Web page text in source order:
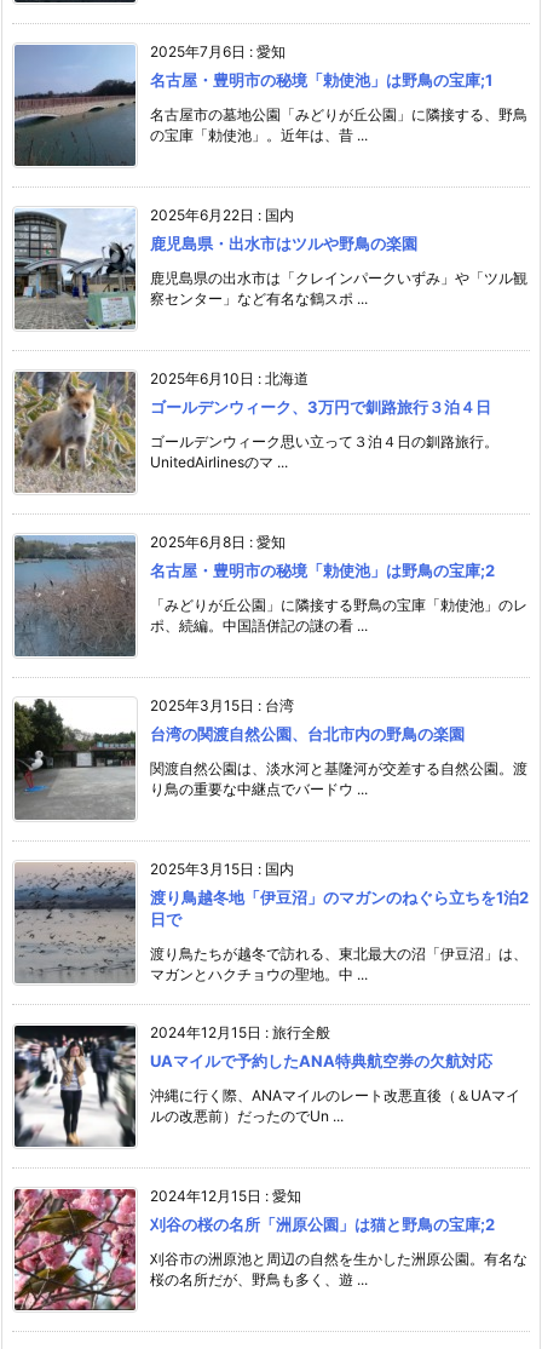
2025年7月6日 : 愛知
名古屋・豊明市の秘境「勅使池」は野鳥の宝庫;1
名古屋市の墓地公園「みどりが丘公園」に隣接する、野鳥
の宝庫「勅使池」。近年は、昔 ...
2025年6月22日 : 国内
鹿児島県・出水市はツルや野鳥の楽園
鹿児島県の出水市は「クレインパークいずみ」や「ツル観
察センター」など有名な鶴スポ ...
2025年6月10日 : 北海道
ゴールデンウィーク、3万円で釧路旅行３泊４日
ゴールデンウィーク思い立って３泊４日の釧路旅行。
UnitedAirlinesのマ ...
2025年6月8日 : 愛知
名古屋・豊明市の秘境「勅使池」は野鳥の宝庫;2
「みどりが丘公園」に隣接する野鳥の宝庫「勅使池」のレ
ポ、続編。中国語併記の謎の看 ...
2025年3月15日 : 台湾
台湾の関渡自然公園、台北市内の野鳥の楽園
関渡自然公園は、淡水河と基隆河が交差する自然公園。渡
り鳥の重要な中継点でバードウ ...
2025年3月15日 : 国内
渡り鳥越冬地「伊豆沼」のマガンのねぐら立ちを1泊2
日で
渡り鳥たちが越冬で訪れる、東北最大の沼「伊豆沼」は、
マガンとハクチョウの聖地。中 ...
2024年12月15日 : 旅行全般
UAマイルで予約したANA特典航空券の欠航対応
沖縄に行く際、ANAマイルのレート改悪直後（＆UAマイ
ルの改悪前）だったのでUn ...
2024年12月15日 : 愛知
刈谷の桜の名所「洲原公園」は猫と野鳥の宝庫;2
刈谷市の洲原池と周辺の自然を生かした洲原公園。有名な
桜の名所だが、野鳥も多く、遊 ...